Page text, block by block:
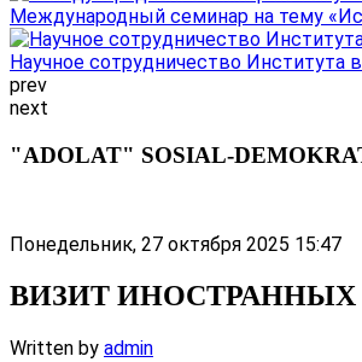
Международный семинар на тему
Научное сотрудничество Института
prev
next
"ADOLAT" SOSIAL-
Понедельник, 27 октября 2025 15:47
ВИЗИТ ИНОСТРАННЫХ
Written by admin